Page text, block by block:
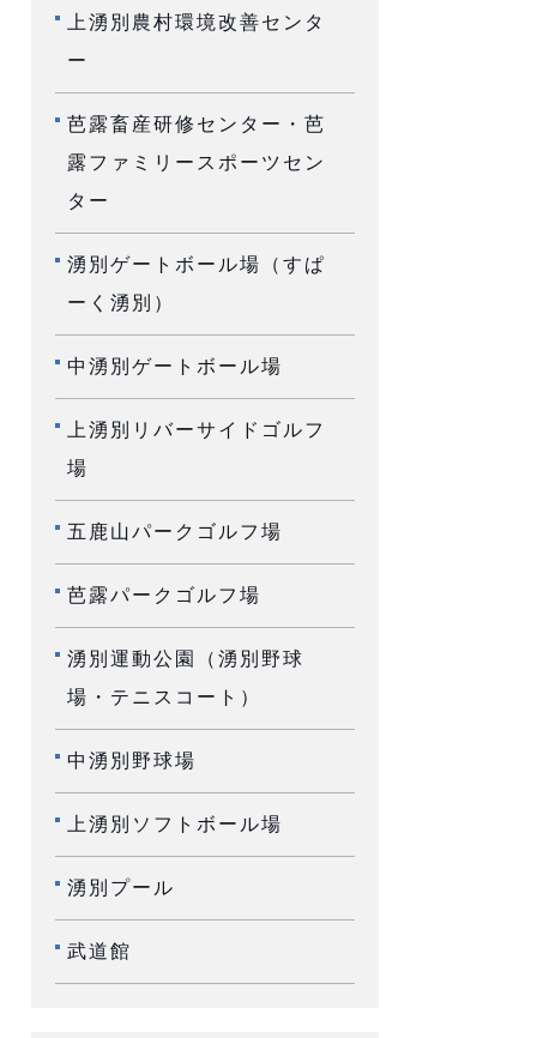
上湧別農村環境改善センタ
ー
芭露畜産研修センター・芭
露ファミリースポーツセン
ター
湧別ゲートボール場（すぱ
ーく湧別）
中湧別ゲートボール場
上湧別リバーサイドゴルフ
場
五鹿山パークゴルフ場
芭露パークゴルフ場
湧別運動公園（湧別野球
場・テニスコート）
中湧別野球場
上湧別ソフトボール場
湧別プール
武道館